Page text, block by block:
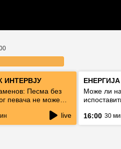
ИНТЕРВЈУ
Песма без
певача не може
live
Може ли
16:00 30